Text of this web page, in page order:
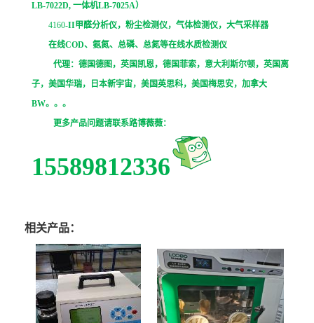
LB-7022D, 一体机LB-7025A）
4160-II甲醛分析仪，粉尘检测仪，气体检测仪，大气采样器
在线COD、氨氮、总磷、总氮等在线水质检测仪
代理：德国德图，英国凯恩，德国菲索，意大利斯尔顿，英国离
子，美国华瑞，日本新宇宙，美国英思科，美国梅思安，加拿大
BW。。。
更多产品问题请联系路博薇薇：
15589812336
相关产品：